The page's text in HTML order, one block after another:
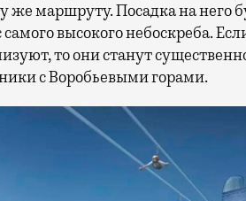
маршруту. Посадка на него
высокого небоскреба.
то они станут
с Воробьевыми горами.